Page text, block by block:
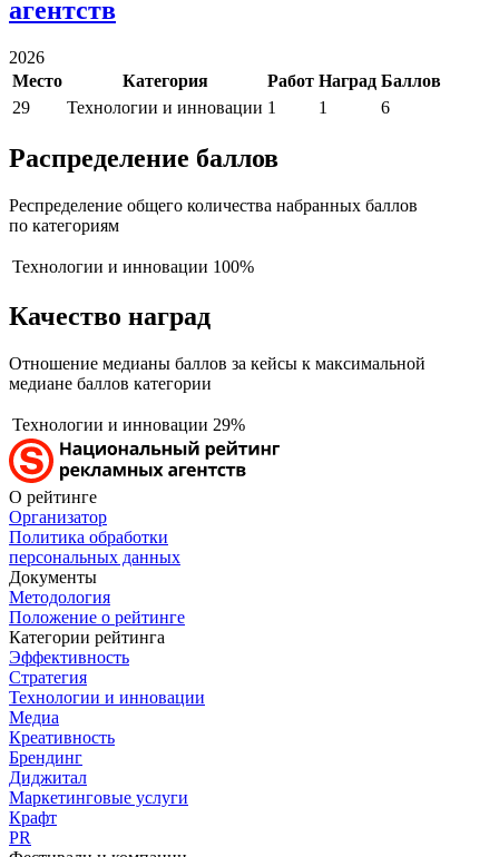
агентств
2026
Место
Категория Работ Наград Баллов
29
Технологии и инновации 1 1 6
Распределение баллов
Респределение общего количества набранных баллов
по категориям
Технологии и инновации 100%
Качество наград
Отношение медианы баллов за кейсы к максимальной
медиане баллов категории
Технологии и инновации 29%
О рейтинге
Организатор
Политика обработки
персональных данных
Документы
Методология
Положение о рейтинге
Категории рейтинга
Эффективность
Стратегия
Технологии и инновации
Медиа
Креативность
Брендинг
Диджитал
Маркетинговые услуги
Крафт
PR